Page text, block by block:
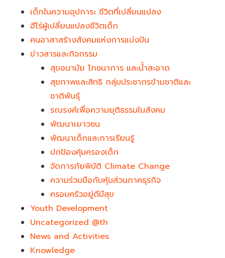
เด็กในความอุปการะ ชีวิตที่เปลี่ยนแปลง
ฮีโร่ผู้เปลี่ยนแปลงชีวิตเด็ก
คนอาสาสร้างสังคมแห่งการแบ่งปัน
ข่าวสารและกิจกรรม
สุขอนามัย โภชนาการ และน้ำสะอาด
สุขภาพและสิทธิ กลุ่มประชากรข้ามชาติและ
ชาติพันธุ์
รณรงค์เพื่อความยุติธรรมในสังคม
พัฒนาเยาวชน
พัฒนาเด็กและการเรียนรู้
ปกป้องคุ้มครองเด็ก
จัดการภัยพิบัติ Climate Change
ความร่วมมือกับหุ้นส่วนภาคธุรกิจ
ครอบครัวอยู่ดีมีสุข
Youth Development​
Uncategorized @th
News and Activities
Knowledge